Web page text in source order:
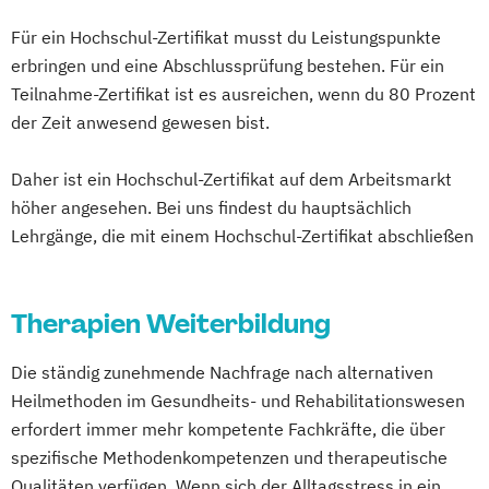
Gesundheitsmanagement
Fachtrainer/in für Sportrehabilitation
Fachwirt/in für Prävention und
Gesundheitsförderung (IHK)
Sozialwesen (IHK)
Food Coach
Ganzheitlicher Ernährungsberater
Geprüfter Fachwirt für Prävention und
Gesundheitsförderung (IHK)
Geprüfter Fachwirt im Betrieblichen
Gesundheitsmanagement
Gesundheitscoach
Heilpraktiker - Vorbereitung auf die
Gesundheitspädagoge/-in -
Gesundheitsberater/-in Fachrichtung
"Ernährung in besonderen Lebensphasen"
Gesundheitspädagoge/-in -
Gesundheitsberater/-in Fachrichtung
"Heilpflanzenkunde"
Gesundheitspädagoge/-in -
Gewichtsmanagement
Grundlagen der Phytotherapie
Heilpflanzenkunde Heilpraktiker/-in
Pflanzenkunde in der Ernährung
Sportmedizin
Tierernährungsberater/in
Mentaltrainer Ausbildung
Nordic Walking Trainer Ausbildung
Pilates Trainer Ausbildung Reha Trainer
Seniorentrainer Ausbildung
Wirbelsäulengymnastik Trainer Ausbildung
Yoga Trainer Ausbildung
Für ein Hochschul-Zertifikat musst du Leistungspunkte
erbringen und eine Abschlussprüfung bestehen. Für ein
Teilnahme-Zertifikat ist es ausreichen, wenn du 80 Prozent
der Zeit anwesend gewesen bist.
Daher ist ein Hochschul-Zertifikat auf dem Arbeitsmarkt
höher angesehen. Bei uns findest du hauptsächlich
Lehrgänge, die mit einem Hochschul-Zertifikat abschließen
Therapien Weiterbildung
Die ständig zunehmende Nachfrage nach alternativen
Heilmethoden im Gesundheits- und Rehabilitationswesen
erfordert immer mehr kompetente Fachkräfte, die über
spezifische Methodenkompetenzen und therapeutische